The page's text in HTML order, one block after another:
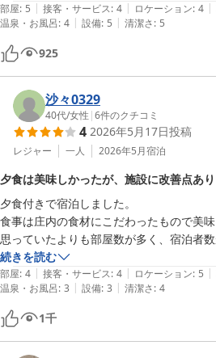
リーでまったり。
一般客チェックアウト後の施設をゆった
掃除の皆さんの邪魔にならぬよう、空気
りますが。
特筆すべきなのは、朝食！
庄内の旬の食材、野菜多めのビュッフェ。
晴れた日にはオープン前から並んで、窓
ら食事を満喫。
希望を言えば、
・メンバーシップでリピーターがお得に
あると大変ありがたい。
・売店に軽食を置いていただくか、レス
ニューやルームサービスなんてあると嬉し
・鶴岡駅からの送迎があると嬉しい。有
部屋: 5 | 接客・サービス: 4 | ロケーション: 4 |
温泉・お風呂: 4 | 設備: 5 | 清潔さ: 5
925
沙々0329
40代/女性 |6件のクチコミ
4 2026年5月17日投稿
レジャー 一人 2026年5月宿泊
夕食は美味しかったが、施設に改善点あり
夕食付きで宿泊しました。
食事は庄内の食材にこだわったもので美味
思っていたよりも部屋数が多く、宿泊者数
外気の影響を受けやすい構造のようなの
沈むと寒い）、宿泊する季節は大事だと
また、お風呂はおしゃれなのですが、円
ため浴槽の大きさに対して洗い場が少な
また、鏡の位置とか脱衣所の暗さとか自
気にはなりました。
続きを読む
部屋: 4 | 接客・サービス: 4 | ロケーション: 5 |
温泉・お風呂: 3 | 設備: 3 | 清潔さ: 4
1千